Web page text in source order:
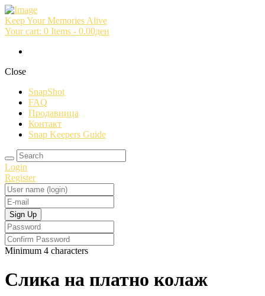
Keep Your Memories Alive
Your cart: 0 Items - 0.00ден
Close
SnapShot
FAQ
Продавница
Контакт
Snap Keepers Guide
Login
Register
Minimum 4 characters
Слика на платно колаж